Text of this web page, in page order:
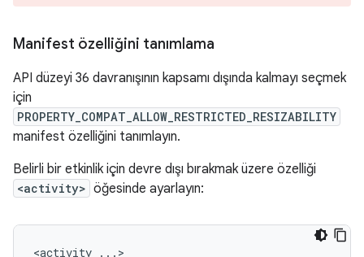
Manifest özelliğini tanımlama
API düzeyi 36 davranışının kapsamı dışında kalmayı seçmek
için
PROPERTY_COMPAT_ALLOW_RESTRICTED_RESIZABILITY
manifest özelliğini tanımlayın.
Belirli bir etkinlik için devre dışı bırakmak üzere özelliği
<activity> öğesinde ayarlayın:
<activity